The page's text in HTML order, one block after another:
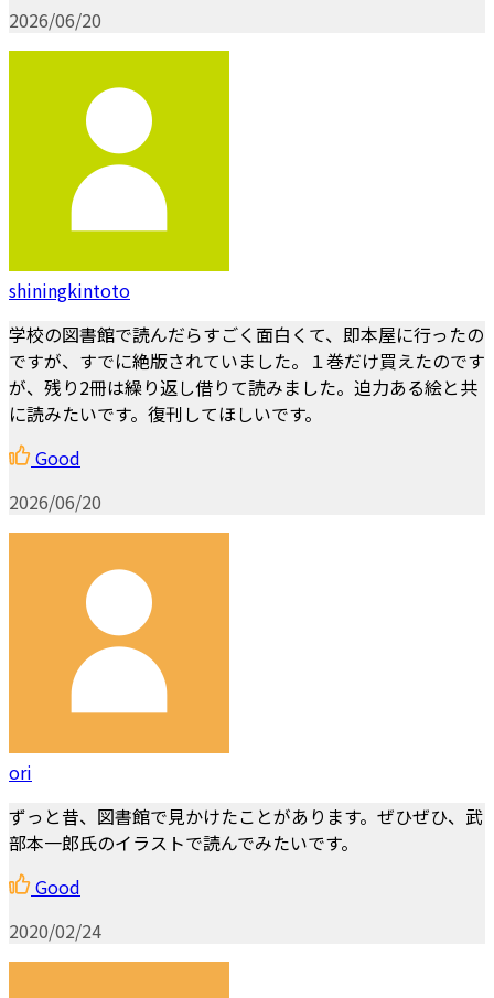
2026/06/20
shiningkintoto
学校の図書館で読んだらすごく面白くて、即本屋に行ったの
ですが、すでに絶版されていました。１巻だけ買えたのです
が、残り2冊は繰り返し借りて読みました。迫力ある絵と共
に読みたいです。復刊してほしいです。
Good
2026/06/20
ori
ずっと昔、図書館で見かけたことがあります。ぜひぜひ、武
部本一郎氏のイラストで読んでみたいです。
Good
2020/02/24